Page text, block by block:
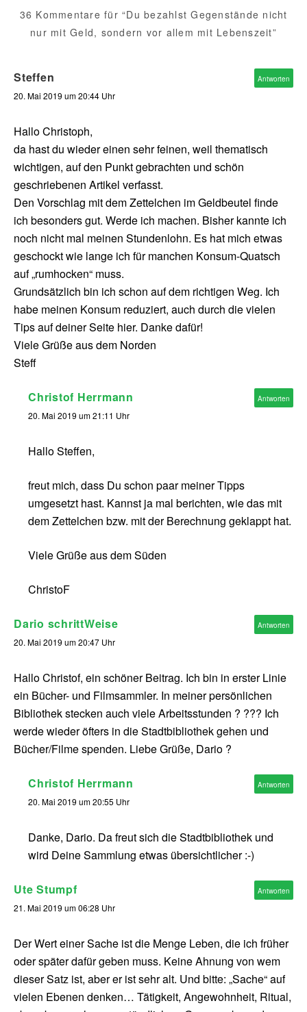
36 Kommentare für “Du bezahlst Gegenstände nicht
nur mit Geld, sondern vor allem mit Lebenszeit”
Steffen
20. Mai 2019 um 20:44 Uhr
Hallo Christoph,
da hast du wieder einen sehr feinen, weil thematisch
wichtigen, auf den Punkt gebrachten und schön
geschriebenen Artikel verfasst.
Den Vorschlag mit dem Zettelchen im Geldbeutel finde
ich besonders gut. Werde ich machen. Bisher kannte ich
noch nicht mal meinen Stundenlohn. Es hat mich etwas
geschockt wie lange ich für manchen Konsum-Quatsch
auf „rumhocken“ muss.
Grundsätzlich bin ich schon auf dem richtigen Weg. Ich
habe meinen Konsum reduziert, auch durch die vielen
Tips auf deiner Seite hier. Danke dafür!
Viele Grüße aus dem Norden
Steff
Antworten
Christof Herrmann
20. Mai 2019 um 21:11 Uhr
Hallo Steffen,
freut mich, dass Du schon paar meiner Tipps
umgesetzt hast. Kannst ja mal berichten, wie das mit
dem Zettelchen bzw. mit der Berechnung geklappt hat.
Viele Grüße aus dem Süden
ChristoF
Antworten
Dario schrittWeise
20. Mai 2019 um 20:47 Uhr
Hallo Christof, ein schöner Beitrag. Ich bin in erster Linie
ein Bücher- und Filmsammler. In meiner persönlichen
Bibliothek stecken auch viele Arbeitsstunden ? ??? Ich
werde wieder öfters in die Stadtbibliothek gehen und
Bücher/Filme spenden. Liebe Grüße, Dario ?
Antworten
Christof Herrmann
20. Mai 2019 um 20:55 Uhr
Danke, Dario. Da freut sich die Stadtbibliothek und
wird Deine Sammlung etwas übersichtlicher :-)
Antworten
Ute Stumpf
21. Mai 2019 um 06:28 Uhr
Der Wert einer Sache ist die Menge Leben, die ich früher
oder später dafür geben muss. Keine Ahnung von wem
dieser Satz ist, aber er ist sehr alt. Und bitte: „Sache“ auf
vielen Ebenen denken… Tätigkeit, Angewohnheit, Ritual,
Antworten